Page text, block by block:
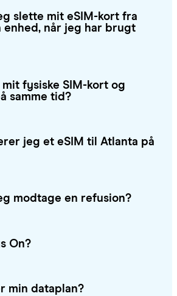
slette mit eSIM-kort fra
enhed, når jeg har brugt
fysiske SIM-kort og
samme tid?
jeg et eSIM til Atlanta på
modtage en refusion?
On?
min dataplan?